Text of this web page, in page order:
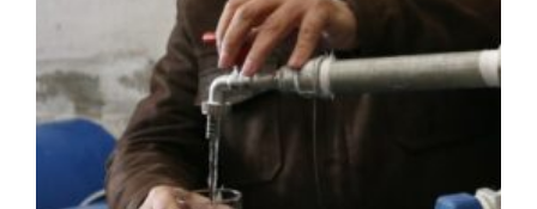
του ΕΣΥ με 34 νέα ασθενοφόρα από
πόρους του ΕΣΠΑ